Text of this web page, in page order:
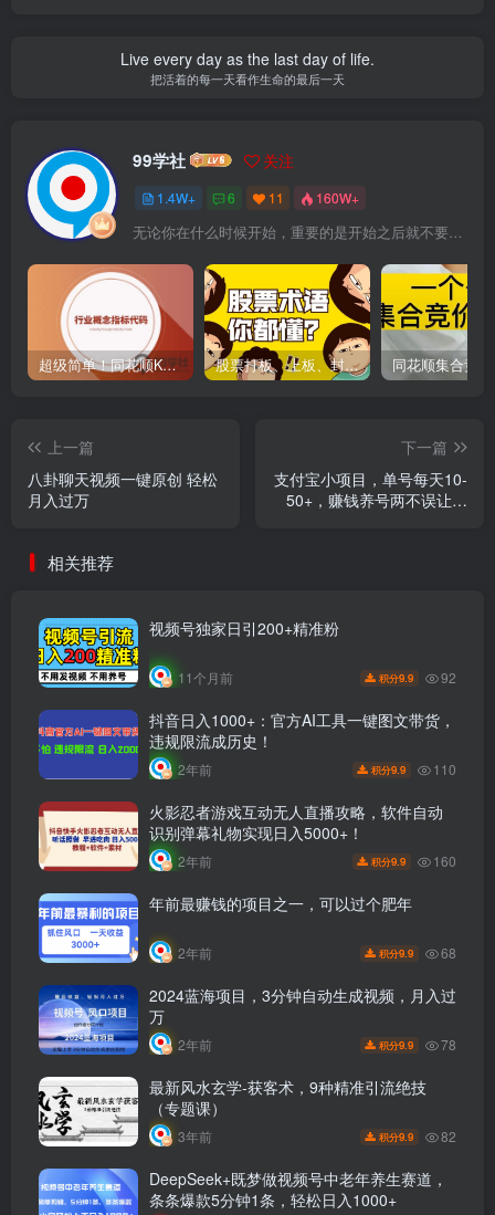
Live every day as the last day of life.
把活着的每一天看作生命的最后一天
99学社 关注
1.4W+ 6 11 160W+
无论你在什么时候开始，重要的是开始之后就不要停止
超级简单！同花顺K线界面显示行业概念指标代码图解 股票打板、上板、封板、翘板、炸板是什么意思？炒股你必须懂的暗语！
上一篇
八卦聊天视频一键原创 轻松
月入过万
下一篇
支付宝小项目，单号每天10-
50+，赚钱养号两不误让你
相关推荐
视频号独家日引200+精准粉
11个月前 积分9.9 92
抖音日入1000+：官方AI工具一键图文带货，
违规限流成历史！
2年前 积分9.9 110
火影忍者游戏互动无人直播攻略，软件自动
识别弹幕礼物实现日入5000+！
2年前 积分9.9 160
年前最赚钱的项目之一，可以过个肥年
2年前 积分9.9 68
2024蓝海项目，3分钟自动生成视频，月入过
万
2年前 积分9.9 78
最新风水玄学-获客术，9种精准引流绝技
（专题课）
3年前 积分9.9 82
DeepSeek+既梦做视频号中老年养生赛道，
条条爆款5分钟1条，轻松日入1000+